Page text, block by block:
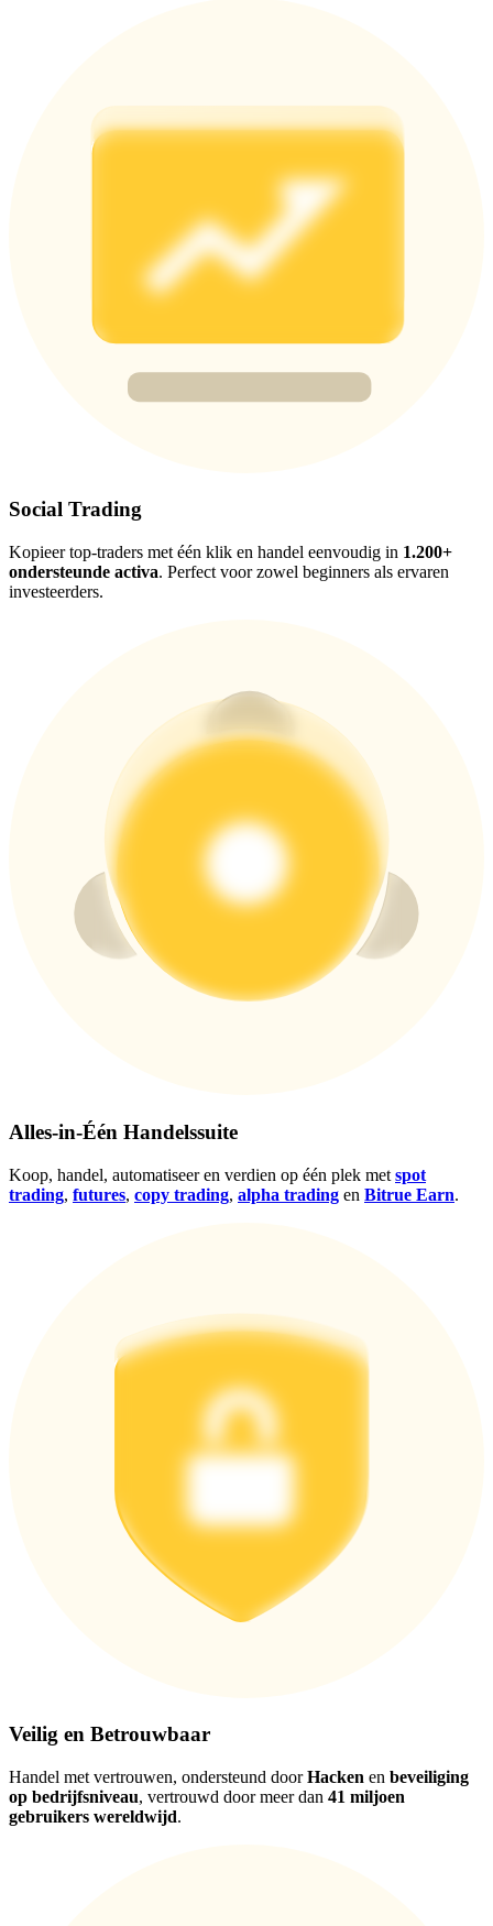
Register & Trade to Win 500,000 USDT
Precious Metals Trading Carnival
BTC New User Exclusive: 6.5% APR
Meer evenementen
Win prijzen en exclusieve beloningen
Aanmelden
Log inAanmelden
Beloningscentrum
Social Trading
Kopieer top-traders met één klik en handel eenvoudig in 1.200+
ondersteunde activa. Perfect voor zowel beginners als ervaren
investeerders.
Alles-in-Één Handelssuite
Koop, handel, automatiseer en verdien op één plek met spot
trading, futures, copy trading, alpha trading en Bitrue Earn.
Veilig en Betrouwbaar
Handel met vertrouwen, ondersteund doorHacken en beveiliging
op bedrijfsniveau, vertrouwd door meer dan 41 miljoen
gebruikers wereldwijd.